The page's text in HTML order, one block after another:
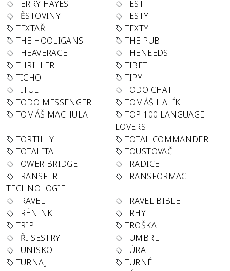
TERRY HAYES
TEST
TĚSTOVINY
TESTY
TEXTAŘ
TEXTY
THE HOOLIGANS
THE PUB
THEAVERAGE
THENEEDS
THRILLER
TIBET
TICHO
TIPY
TITUL
TODO CHAT
TODO MESSENGER
TOMÁŠ HALÍK
TOMÁŠ MACHULA
TOP 100 LANGUAGE
LOVERS
TORTILLY
TOTAL COMMANDER
TOTALITA
TOUSTOVAČ
TOWER BRIDGE
TRADICE
TRANSFER
TECHNOLOGIE
TRANSFORMACE
TRAVEL
TRAVEL BIBLE
TRÉNINK
TRHY
TRIP
TROŠKA
TŘI SESTRY
TUMBRL
TUNISKO
TÚRA
TURNAJ
TURNÉ